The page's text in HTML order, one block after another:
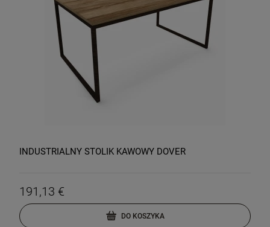
INDUSTRIALNY STOLIK KAWOWY DOVER
191,13 €
DO KOSZYKA